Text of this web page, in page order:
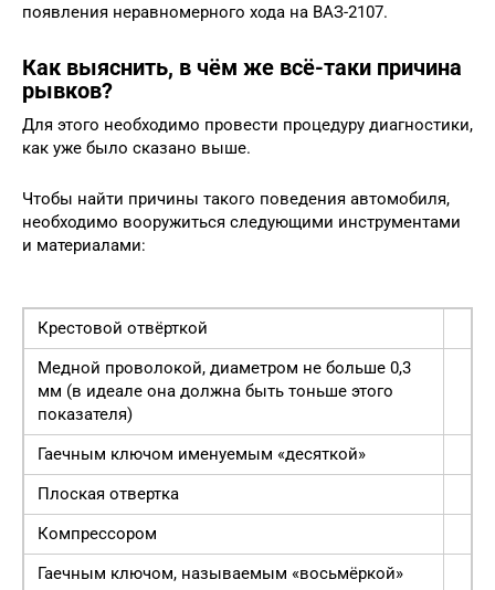
появления неравномерного хода на ВАЗ-2107.
Как выяснить, в чём же всё-таки причина
рывков?
Для этого необходимо провести процедуру диагностики,
как уже было сказано выше.
Чтобы найти причины такого поведения автомобиля,
необходимо вооружиться следующими инструментами
и материалами:
Крестовой отвёрткой
Медной проволокой, диаметром не больше 0,3
мм (в идеале она должна быть тоньше этого
показателя)
Гаечным ключом именуемым «десяткой»
Плоская отвертка
Компрессором
Гаечным ключом, называемым «восьмёркой»